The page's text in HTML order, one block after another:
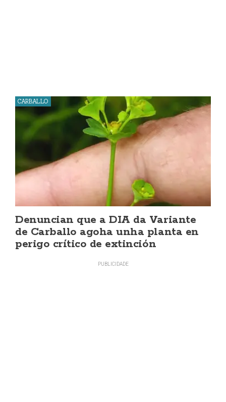
CARBALLO
Denuncian que a DIA da Variante
de Carballo agoha unha planta en
perigo crítico de extinción